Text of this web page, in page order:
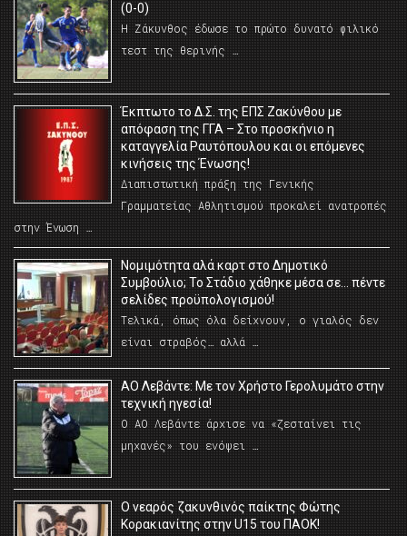
(0-0)
Η Ζάκυνθος έδωσε το πρώτο δυνατό φιλικό
τεστ της θερινής …
Έκπτωτο το Δ.Σ. της ΕΠΣ Ζακύνθου με
απόφαση της ΓΓΑ – Στο προσκήνιο η
καταγγελία Ραυτόπουλου και οι επόμενες
κινήσεις της Ένωσης!
Διαπιστωτική πράξη της Γενικής
Γραμματείας Αθλητισμού προκαλεί ανατροπές
στην Ένωση …
Νομιμότητα αλά καρτ στο Δημοτικό
Συμβούλιο; Το Στάδιο χάθηκε μέσα σε… πέντε
σελίδες προϋπολογισμού!
Τελικά, όπως όλα δείχνουν, ο γιαλός δεν
είναι στραβός… αλλά …
ΑΟ Λεβάντε: Με τον Χρήστο Γερολυμάτο στην
τεχνική ηγεσία!
Ο ΑΟ Λεβάντε άρχισε να «ζεσταίνει τις
μηχανές» του ενόψει …
O νεαρός ζακυνθινός παίκτης Φώτης
Κορακιανίτης στην U15 του ΠΑΟΚ!